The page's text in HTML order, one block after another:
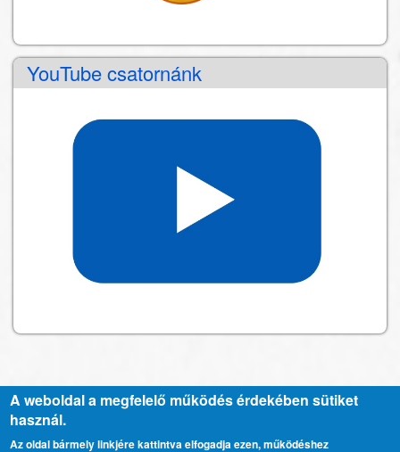
YouTube csatornánk
Kapcsolat
A weboldal a megfelelő működés érdekében sütiket
használ.
Az oldal bármely linkjére kattintva elfogadja ezen, működéshez